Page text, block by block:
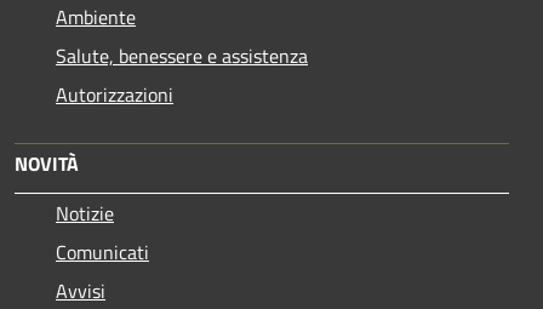
Ambiente
Salute, benessere e assistenza
Autorizzazioni
NOVITÀ
Notizie
Comunicati
Avvisi